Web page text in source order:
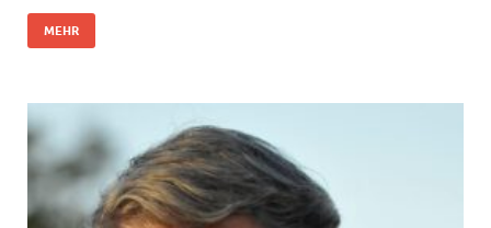
MEHR